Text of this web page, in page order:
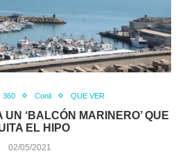
360 Conil QUE VER
‘BALCÓN MARINERO’ QUE
EL HIPO
02/05/2021